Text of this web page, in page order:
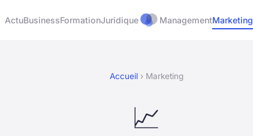
ActuBusinessFormationJuridique ManagementMarketing
Accueil› Marketing
📈